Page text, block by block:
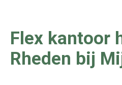
Flex kantoor
Rheden bij